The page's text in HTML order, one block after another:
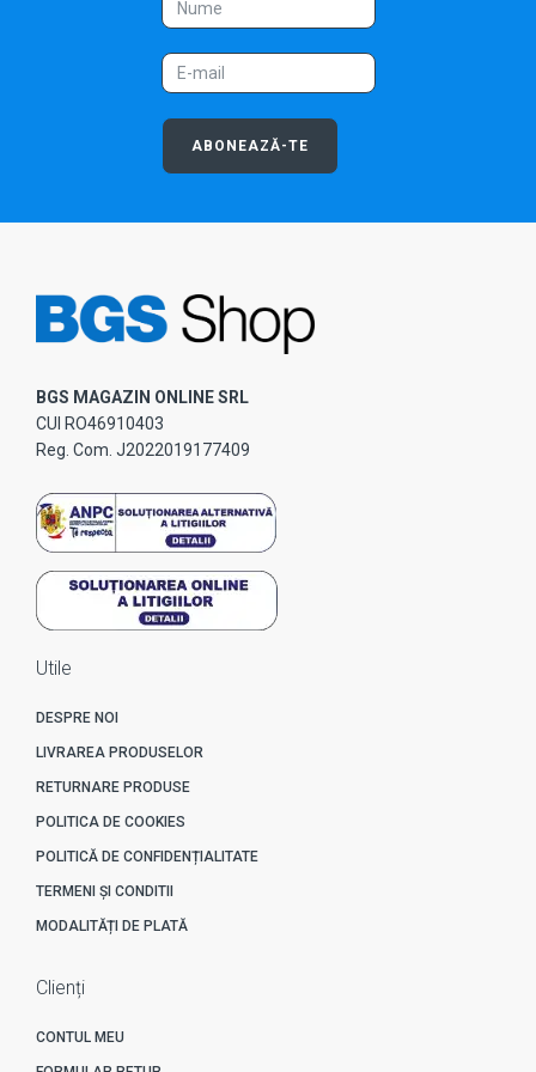
ABONEAZĂ-TE
BGS MAGAZIN ONLINE SRL
CUI RO46910403
Reg. Com. J2022019177409
Utile
DESPRE NOI
LIVRAREA PRODUSELOR
RETURNARE PRODUSE
POLITICA DE COOKIES
POLITICĂ DE CONFIDENȚIALITATE
TERMENI ȘI CONDITII
MODALITĂȚI DE PLATĂ
Clienți
CONTUL MEU